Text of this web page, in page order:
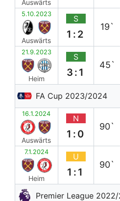
Auswärts
5.10.2023
Auswärts
S
1:2
19`
21.9.2023
Heim
S
3:1
45`
FA Cup 2023/2024
16.1.2024
Auswärts
N
1:0
90`
7.1.2024
Heim
U
1:1
90`
Premier League